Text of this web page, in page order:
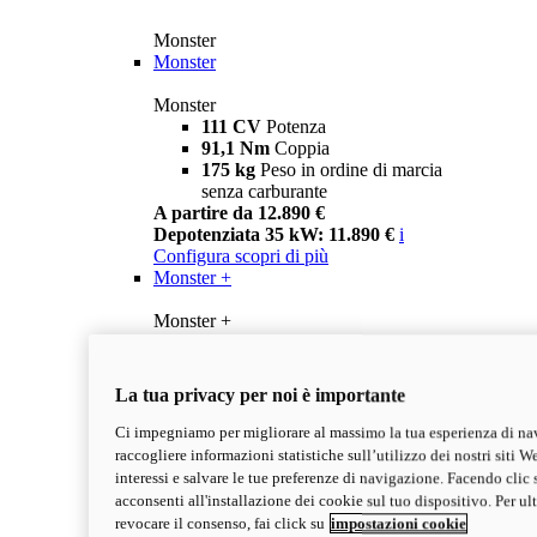
Monster
Monster
Monster
111 CV Potenza
91,1 Nm Coppia
175 kg Peso in ordine di marcia
senza carburante
A partire da 12.890 €
Depotenziata 35 kW: 11.890 € i
Configura scopri di più
Monster +
Monster +
Peso in ordine di marcia
senza carburante
A partire da 13.290 €
Depotenziata 35 kW: 12.290 €i
Configura Scopri di più
new Monster 100
La tua privacy per noi è importante
Ci impegniamo per migliorare al massimo la tua esperienza di
raccogliere informazioni statistiche sull’utilizzo dei nostri siti
interessi e salvare le tue preferenze di navigazione. Facendo
acconsenti all'installazione dei cookie sul tuo dispositivo. Per
revocare il consenso, fai click su impostazioni cookie